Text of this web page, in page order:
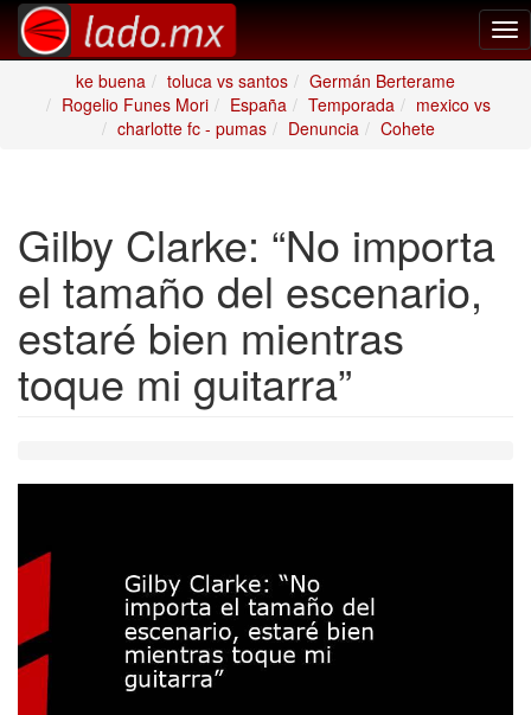
ke buena
toluca vs santos
Germán Berterame
Rogelio Funes Mori
España Temporada
mexico vs
charlotte fc - pumas
Denuncia Cohete
Gilby Clarke: “No importa
el tamaño del escenario,
estaré bien mientras
toque mi guitarra”